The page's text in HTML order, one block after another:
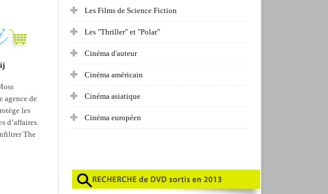
agence de
les
d’affaires.
The
Les Films de Science Fiction
Les "Thriller" et "Polar"
Cinéma d'auteur
Cinéma américain
Cinéma asiatique
Cinéma européen